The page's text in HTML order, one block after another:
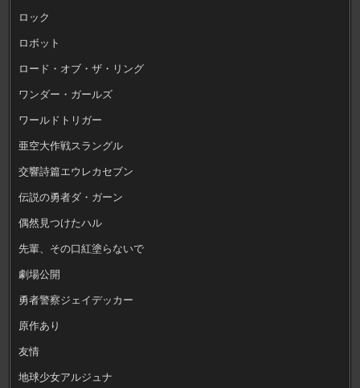
ロック
ロボット
ロード・オブ・ザ・リング
ワンダー・ガールズ
ワールドトリガー
亜空大作戦スラングル
交響詩篇エウレカセブン
伝説の勇者ダ・ガーン
偶然見つけたハル
先輩、その口紅塗らないで
劇場公開
勇者警察ジェイデッカー
原作あり
友情
地球少女アルジュナ